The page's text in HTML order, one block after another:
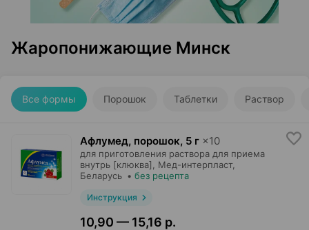
Жаропонижающие Минск
Все формы Порошок Таблетки Раствор
Афлумед, порошок, 5 г ×10
для приготовления раствора для приема
внутрь [клюква],
Мед-интерпласт,
Беларусь • без рецепта
Инструкция
10,90 — 15,16 р.